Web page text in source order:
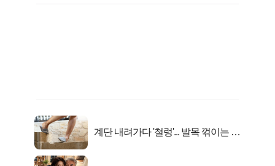
계단 내려가다 '철렁'... 발목 꺾이는 이